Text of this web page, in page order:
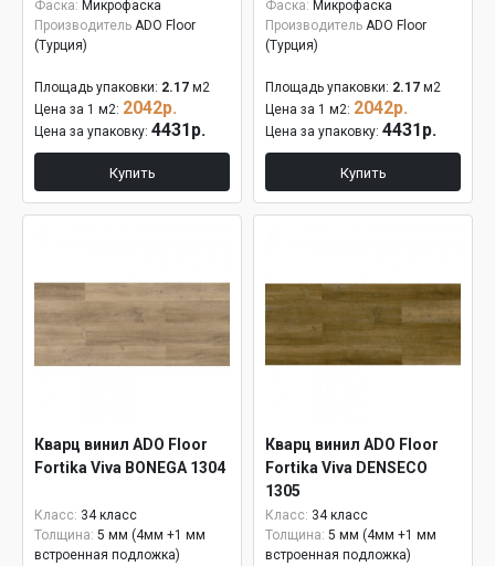
Фаска: Микрофаска
Производитель ADO Floor
(Турция)
Площадь упаковки: 2.17 м2
Цена за 1 м2: 2042р.
Цена за упаковку: 4431р.
Купить
Фаска: Микрофаска
Производитель ADO Floor
(Турция)
Площадь упаковки: 2.17 м2
Цена за 1 м2: 2042р.
Цена за упаковку: 4431р.
Купить
Кварц винил ADO Floor
Fortika Viva BONEGA 1304
Класс: 34 класс
Толщина: 5 мм (4мм +1 мм
встроенная подложка)
Кварц винил ADO Floor
Fortika Viva DENSECO
1305
Класс: 34 класс
Толщина: 5 мм (4мм +1 мм
встроенная подложка)